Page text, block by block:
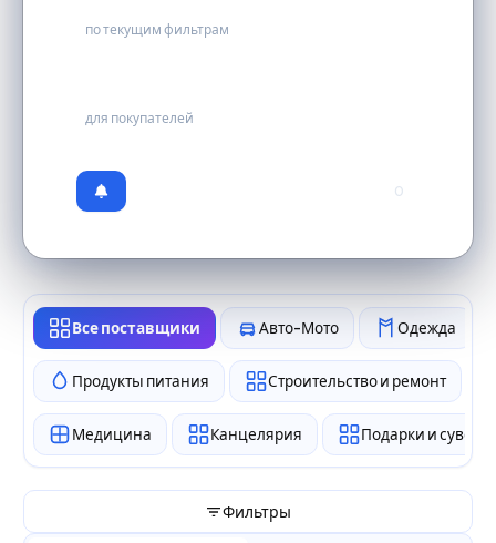
по текущим фильтрам
для покупателей
0
Все поставщики Авто-Мото Одежда
Продукты питания Строительство и ремонт
Медицина Канцелярия Подарки и
Фильтры